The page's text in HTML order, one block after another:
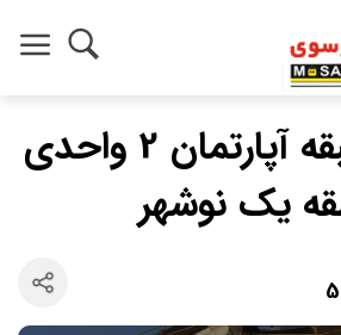
فروش 4 طبقه آپارتمان 2 واحدی
یک نوشهر